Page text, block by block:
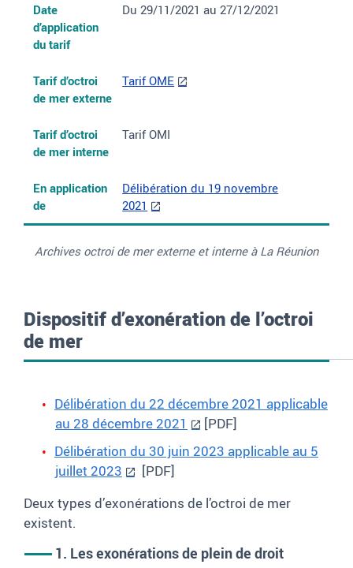
Archives octroi de mer externe et interne à La Réunion
Date
d’application
du tarif
Du 29/11/2021 au 27/12/2021
Tarif d’octroi
de mer externe
Tarif OME
Tarif d’octroi
de mer interne
Tarif OMI
En application
de
Délibération du 19 novembre
2021
Dispositif d’exonération de l’octroi
de mer
Délibération du 22 décembre 2021 applicable
au 28 décembre 2021
[PDF]
Délibération du 30 juin 2023 applicable au 5
juillet 2023
[PDF]
Deux types d’exonérations de l’octroi de mer
existent.
1. Les exonérations de plein de droit